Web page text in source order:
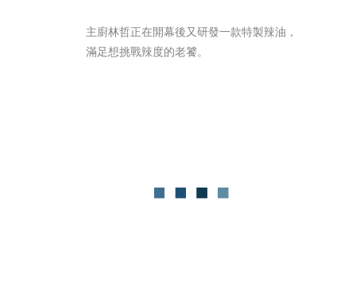
主廚林哲正在開幕後又研發一款特製辣油，
滿足想挑戰辣度的老饕。